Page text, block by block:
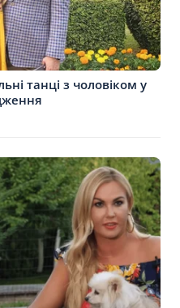
танці з чоловіком у